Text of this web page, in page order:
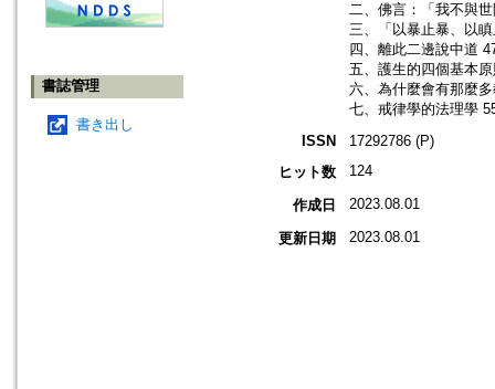
書誌管理
書き出し
二、佛言：「我不與
三、「以暴止暴、以
四、離此二邊說中道
五、護生的四個基本
六、為什麼會有那麼
七、戒律學的法理學
ISSN
17292786 (P)
ヒット数
124
作成日 2023.08.01
更新日期 2023.08.01